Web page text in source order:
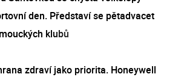
den. Představí se pětadvacet
klubů
zdraví jako priorita. Honeywell